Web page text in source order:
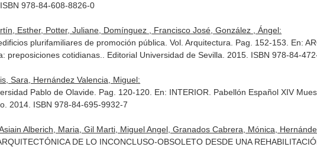
978-84-608-8826-0
Esther, Potter, Juliane, Domínguez , Francisco José, González , Ángel:
plurifamiliares de promoción pública. Vol. Arquitectura. Pag. 152-153. En:
preposiciones cotidianas.
. Editorial Universidad de Sevilla. 2015. ISBN 978-84-
Sara, Hernández Valencia, Miguel:
Pablo de Olavide. Pag. 120-120. En: INTERIOR. Pabellón Español XIV
2014. ISBN 978-84-695-9932-7
Alberich, Maria, Gil Marti, Miguel Angel, Granados Cabrera, Mónica,
DE LO INCONCLUSO-OBSOLETO DESDE UNA